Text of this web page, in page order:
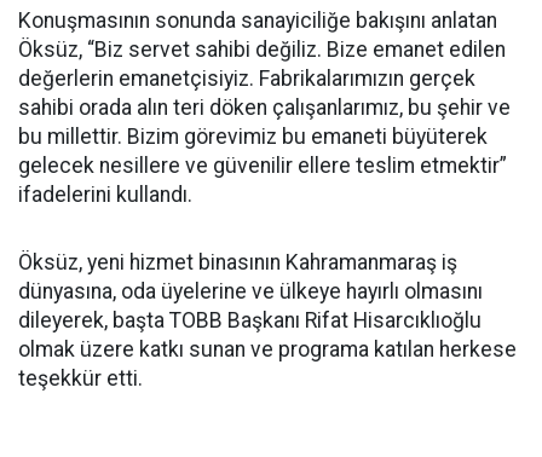
Konuşmasının sonunda sanayiciliğe bakışını anlatan
Öksüz, “Biz servet sahibi değiliz. Bize emanet edilen
değerlerin emanetçisiyiz. Fabrikalarımızın gerçek
sahibi orada alın teri döken çalışanlarımız, bu şehir ve
bu millettir. Bizim görevimiz bu emaneti büyüterek
gelecek nesillere ve güvenilir ellere teslim etmektir”
ifadelerini kullandı.
Öksüz, yeni hizmet binasının Kahramanmaraş iş
dünyasına, oda üyelerine ve ülkeye hayırlı olmasını
dileyerek, başta TOBB Başkanı Rifat Hisarcıklıoğlu
olmak üzere katkı sunan ve programa katılan herkese
teşekkür etti.